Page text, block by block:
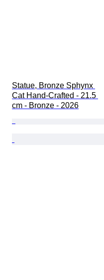
Statue, Bronze Sphynx
Cat Hand-Crafted - 21.5
cm - Bronze - 2026